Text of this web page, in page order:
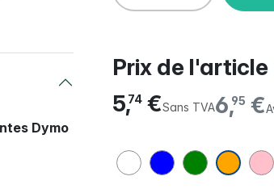
Prix de l'article
6,95 €
5,74€Sans TVA
Dymo